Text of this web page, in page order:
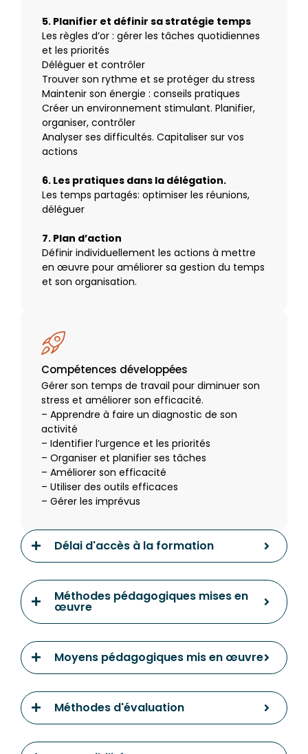
5. Planifier et définir sa stratégie temps
Les règles d’or : gérer les tâches quotidiennes
et les priorités
Déléguer et contrôler
Trouver son rythme et se protéger du stress
Maintenir son énergie : conseils pratiques
Créer un environnement stimulant. Planifier,
organiser, contrôler
Analyser ses difficultés. Capitaliser sur vos
actions
6. Les pratiques dans la délégation.
Les temps partagés: optimiser les réunions,
déléguer
7. Plan d’action
Définir individuellement les actions à mettre
en œuvre pour améliorer sa gestion du temps
et son organisation.
Compétences développées
Gérer son temps de travail pour diminuer son
stress et améliorer son efficacité.
– Apprendre à faire un diagnostic de son
activité
– Identifier l’urgence et les priorités
– Organiser et planifier ses tâches
– Améliorer son efficacité
– Utiliser des outils efficaces
– Gérer les imprévus
Délai d'accès à la formation
Méthodes pédagogiques mises en
œuvre
Moyens pédagogiques mis en œuvre
Méthodes d'évaluation